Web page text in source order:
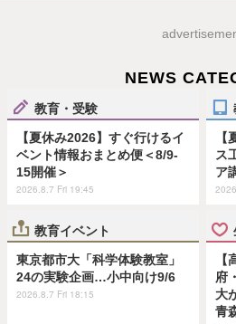
NEWS
教育・受験
【夏休み2026】すぐ行けるイ
ベント情報おまとめ便＜8/9-
15開催＞
2026.8.7 Fri 19:45
ス
ア
教育イベント
東京都市大「科学体験教室」
24の実験企画…小中向け9/6
2026.8.7 Fri 18:15
府
大
青